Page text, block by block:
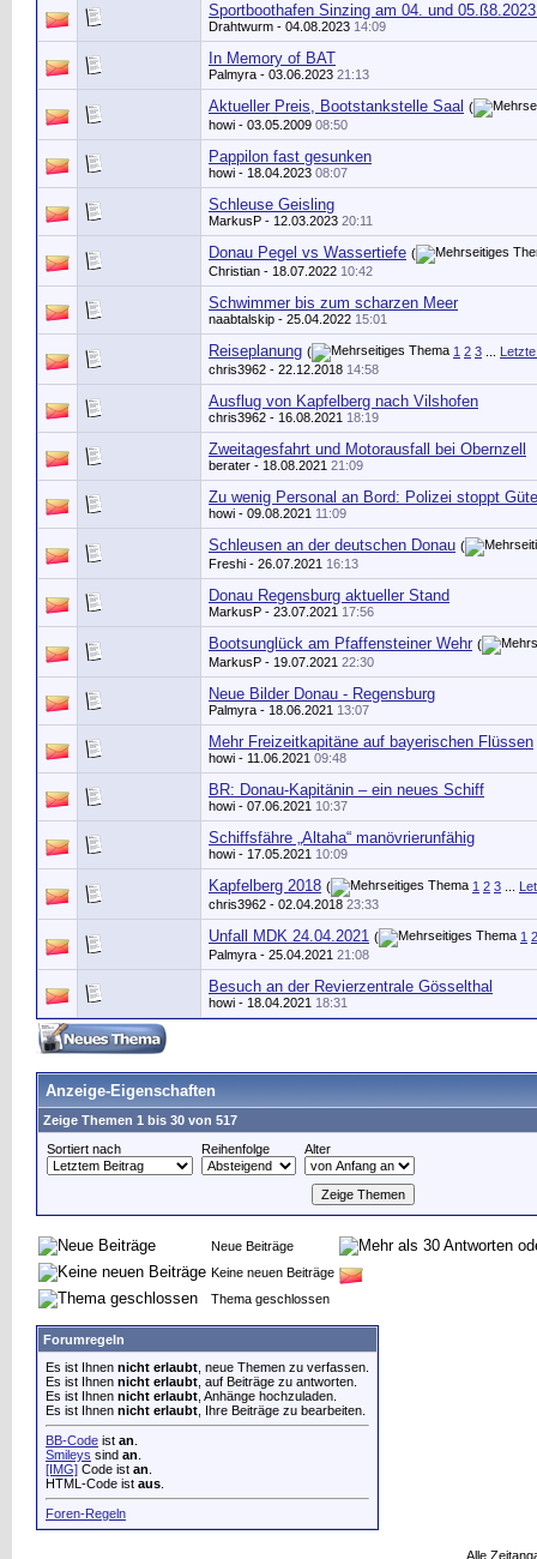
Sportboothafen Sinzing am 04. und
Drahtwurm - 04.08.2023 14:09
In Memory of BAT
Palmyra - 03.06.2023 21:13
Aktueller Preis, Bootstankstelle Saal (
howi - 03.05.2009 08:50
Pappilon fast gesunken
howi - 18.04.2023 08:07
Schleuse Geisling
MarkusP - 12.03.2023 20:11
Donau Pegel vs Wassertiefe (
Christian - 18.07.2022 10:42
Schwimmer bis zum scharzen Meer
naabtalskip - 25.04.2022 15:01
Reiseplanung ( 1 2 3
chris3962 - 22.12.2018 14:58
Ausflug von Kapfelberg nach Vilshofen
chris3962 - 16.08.2021 18:19
Zweitagesfahrt und Motorausfall bei Obernzell
berater - 18.08.2021 21:09
Zu wenig Personal an Bord: Polizei stoppt
howi - 09.08.2021 11:09
Schleusen an der deutschen Donau (
Freshi - 26.07.2021 16:13
Donau Regensburg aktueller Stand
MarkusP - 23.07.2021 17:56
Bootsunglück am Pfaffensteiner Wehr (
MarkusP - 19.07.2021 22:30
Neue Bilder Donau - Regensburg
Palmyra - 18.06.2021 13:07
Mehr Freizeitkapitäne auf bayerischen Flüssen
howi - 11.06.2021 09:48
BR: Donau-Kapitänin – ein neues Schiff
howi - 07.06.2021 10:37
Schiffsfähre „Altaha“ manövrierunfähig
howi - 17.05.2021 10:09
Kapfelberg 2018 ( 1 2 3
chris3962 - 02.04.2018 23:33
Unfall MDK 24.04.2021 ( 1 2
Palmyra - 25.04.2021 21:08
Besuch an der Revierzentrale Gösselthal
howi - 18.04.2021 18:31
Anzeige-Eigenschaften
Zeige Themen 1 bis 30 von 517
Sortiert nach
Reihenfolge Alter
Neue Beiträge
Keine neuen Beiträge
Thema geschlossen
Forumregeln
Es ist Ihnen nicht erlaubt , neue Themen zu verfassen.
Es ist Ihnen nicht erlaubt , auf Beiträge zu antworten.
Es ist Ihnen nicht erlaubt , Anhänge hochzuladen.
Es ist Ihnen nicht erlaubt , Ihre Beiträge zu bearbeiten.
BB-Code ist an
Smileys sind an
[IMG] Code ist an
HTML-Code ist aus
Foren-Regeln
Alle